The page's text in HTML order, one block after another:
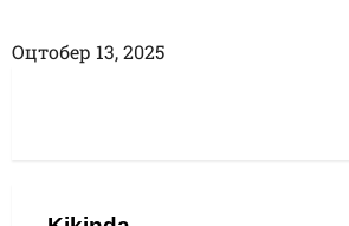
Оцтобер 13, 2025